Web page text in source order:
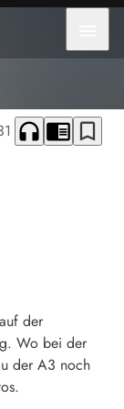
headphones chrome_reader_mode bookmark_border
der
Wo bei der
der A3 noch